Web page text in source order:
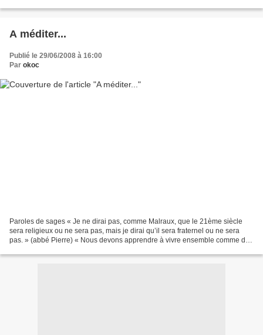
A méditer...
Publié le 29/06/2008 à 16:00
Par okoc
Paroles de sages « Je ne dirai pas, comme Malraux, que le 21ème siècle
sera religieux ou ne sera pas, mais je dirai qu’il sera fraternel ou ne sera
pas. » (abbé Pierre) « Nous devons apprendre à vivre ensemble comme des